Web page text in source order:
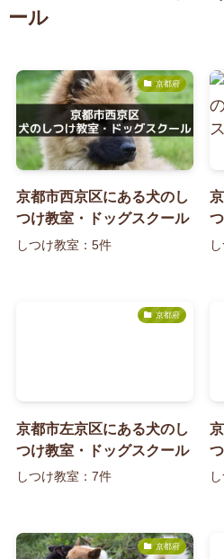
ール
京都府
京都市西京区にある犬のし
つけ教室・ドッグスクール
しつけ教室：5件
京都府
京都市左京区にある犬のし
つけ教室・ドッグスクール
しつけ教室：7件
京都府